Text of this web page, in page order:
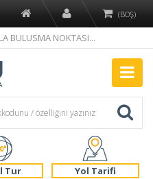
(BOŞ)
BULUSMA NOKTASI...
Tur Yol Tarifi